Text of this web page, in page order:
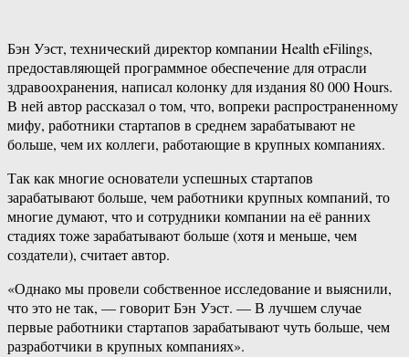
Бэн Уэст, технический директор компании Health eFilings,
предоставляющей программное обеспечение для отрасли
здравоохранения, написал колонку для издания 80 000 Hours.
В ней автор рассказал о том, что, вопреки распространенному
мифу, работники стартапов в среднем зарабатывают не
больше, чем их коллеги, работающие в крупных компаниях.
Так как многие основатели успешных стартапов
зарабатывают больше, чем работники крупных компаний, то
многие думают, что и сотрудники компании на её ранних
стадиях тоже зарабатывают больше (хотя и меньше, чем
создатели), считает автор.
«Однако мы провели собственное исследование и выяснили,
что это не так, — говорит Бэн Уэст. — В лучшем случае
первые работники стартапов зарабатывают чуть больше, чем
разработчики в крупных компаниях».